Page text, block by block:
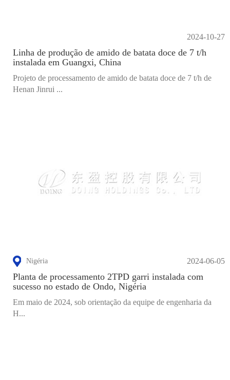
2024-10-27
Linha de produção de amido de batata doce de 7 t/h
instalada em Guangxi, China
Projeto de processamento de amido de batata doce de 7 t/h de
Henan Jinrui ...
Nigéria 2024-06-05
Planta de processamento 2TPD garri instalada com
sucesso no estado de Ondo, Nigéria
Em maio de 2024, sob orientação da equipe de engenharia da
H...